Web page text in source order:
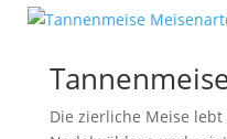
Die zierliche Meise